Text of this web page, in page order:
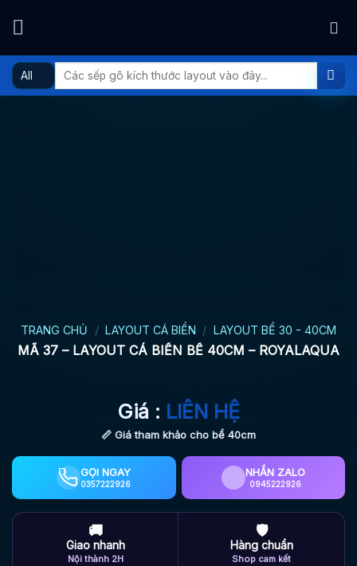
content
Tìm
kiếm:
TRANG CHỦ / LAYOUT CÁ BIỂN / LAYOUT BỂ 30 - 40CM
MÃ 37 – LAYOUT CÁ BIỂN BỂ 40CM – ROYALAQUA
Giá : LIÊN HỆ
📏 Giá tham khảo cho bể 40cm
GỌI NGAY
0357222926
NHẮN ZALO
0945222926
🚚
Giao nhanh
Nội thành 2H
🛡
Hàng chuẩn
Shop cam kết